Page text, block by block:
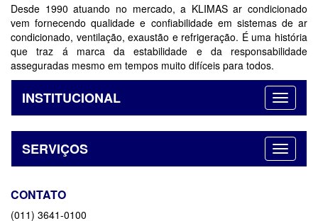
Desde 1990 atuando no mercado, a KLIMAS ar condicionado
vem fornecendo qualidade e confiabilidade em sistemas de ar
condicionado, ventilação, exaustão e refrigeração. É uma história
que traz á marca da estabilidade e da responsabilidade
asseguradas mesmo em tempos muito difíceis para todos.
INSTITUCIONAL
SERVIÇOS
CONTATO
(011) 3641-0100